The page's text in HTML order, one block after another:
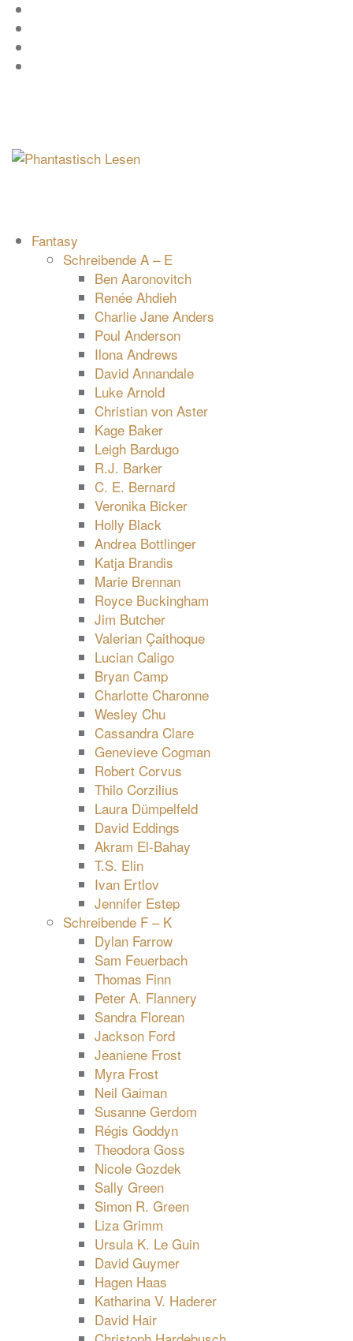
Zum
Inhalt
springen
Fantasy
Schreibende A – E
Ben Aaronovitch
Renée Ahdieh
Charlie Jane Anders
Poul Anderson
Ilona Andrews
David Annandale
Luke Arnold
Christian von Aster
Kage Baker
Leigh Bardugo
R.J. Barker
C. E. Bernard
Veronika Bicker
Holly Black
Andrea Bottlinger
Katja Brandis
Marie Brennan
Royce Buckingham
Jim Butcher
Valerian Çaithoque
Lucian Caligo
Bryan Camp
Charlotte Charonne
Wesley Chu
Cassandra Clare
Genevieve Cogman
Robert Corvus
Thilo Corzilius
Laura Dümpelfeld
David Eddings
Akram El-Bahay
T.S. Elin
Ivan Ertlov
Jennifer Estep
Schreibende F – K
Dylan Farrow
Sam Feuerbach
Thomas Finn
Peter A. Flannery
Sandra Florean
Jackson Ford
Jeaniene Frost
Myra Frost
Neil Gaiman
Susanne Gerdom
Régis Goddyn
Theodora Goss
Nicole Gozdek
Sally Green
Simon R. Green
Liza Grimm
Ursula K. Le Guin
David Guymer
Hagen Haas
Katharina V. Haderer
David Hair